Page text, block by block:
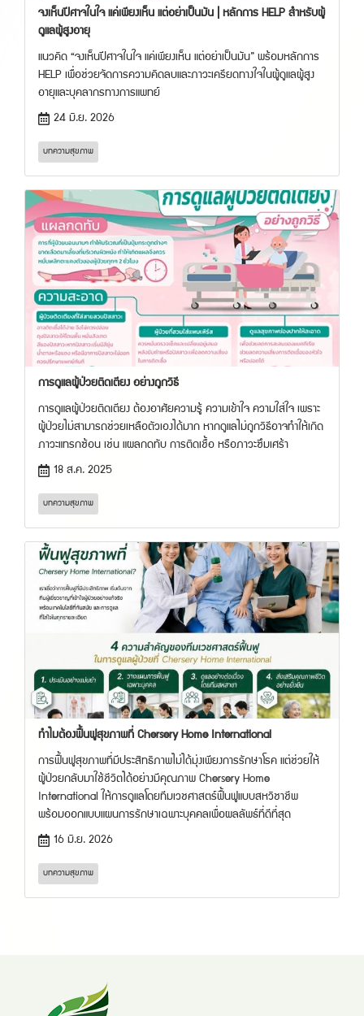
จงเห็นปีศาจในใจ แค่เพียงเห็น แต่อย่าเป็นมัน | หลักการ HELP สำหรับผู้
ดูแลผู้สูงอายุ
แนวคิด “จงเห็นปีศาจในใจ แค่เพียงเห็น แต่อย่าเป็นมัน” พร้อมหลักการ
HELP เพื่อช่วยจัดการความคิดลบและภาวะเครียดทางใจในผู้ดูแลผู้สูง
อายุและบุคลากรทางการแพทย์
24 มิ.ย. 2026
บทความสุขภาพ
การดูแลผู้ป่วยติดเตียง อย่างถูกวิธี
การดูแลผู้ป่วยติดเตียง ต้องอาศัยความรู้ ความเข้าใจ ความใส่ใจ เพราะ
ผู้ป่วยไม่สามารถช่วยเหลือตัวเองได้มาก หากดูแลไม่ถูกวิธีอาจทำให้เกิด
ภาวะแทรกซ้อน เช่น แผลกดทับ การติดเชื้อ หรือภาวะซึมเศร้า
18 ส.ค. 2025
บทความสุขภาพ
ทำไมต้องฟื้นฟูสุขภาพที่ Chersery Home International
การฟื้นฟูสุขภาพที่มีประสิทธิภาพไม่ได้มุ่งเพียงการรักษาโรค แต่ช่วยให้
ผู้ป่วยกลับมาใช้ชีวิตได้อย่างมีคุณภาพ Chersery Home
International ให้การดูแลโดยทีมเวชศาสตร์ฟื้นฟูแบบสหวิชาชีพ
พร้อมออกแบบแผนการรักษาเฉพาะบุคคลเพื่อผลลัพธ์ที่ดีที่สุด
16 มิ.ย. 2026
บทความสุขภาพ